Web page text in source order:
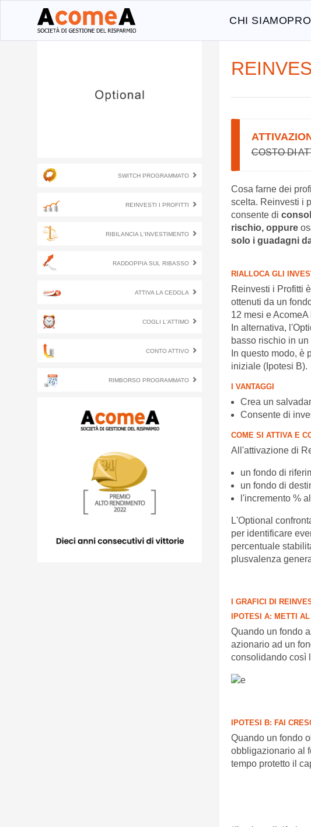
CHI SIAMO
SWITCH PROGRAMMATO
REINVESTI I PROFITTI
RIBILANCIA L'INVESTIMENTO
RADDOPPIA SUL RIBASSO
ATTIVA LA CEDOLA
COGLI L'ATTIMO
CONTO ATTIVO
RIMBORSO PROGRAMMATO
COSTO DI
Cosa farne dei
scelta. Reinvesti i
consente di
rischio, oppure
solo i guadagni
RIALLOCA GLI
Reinvesti i Profitti
ottenuti da un
12 mesi e
In alternativa,
basso rischio in
In questo modo,
iniziale (Ipotesi B).
I VANTAGGI
Crea un
Consente di
COME SI ATTIVA E
All'attivazione di
un fondo di
un fondo di
l'incremento %
L'Optional
per identificare
percentuale
plusvalenza
I GRAFICI DI
IPOTESI A: METTI AL
Quando un fondo
azionario ad un
consolidando così
IPOTESI B: FAI
Quando un fondo
obbligazionario al
tempo protetto il